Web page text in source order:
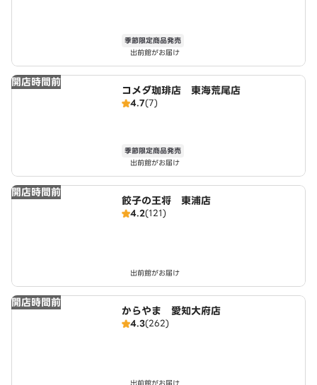
季節限定商品発売
出前館がお届け
開店時間前
コメダ珈琲店 東海荒尾店
4.7(7)
季節限定商品発売
出前館がお届け
開店時間前
餃子の王将 東浦店
4.2(121)
出前館がお届け
開店時間前
からやま 愛知大府店
4.3(262)